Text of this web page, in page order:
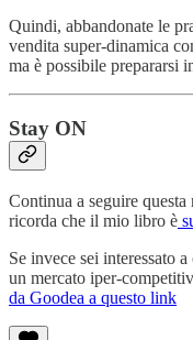
Quindi, abbandonate le
vendita super-dinamica
ma è possibile prepararsi
Stay ON
Continua a seguire questa
ricorda che il mio libro è
Se invece sei interessato
un mercato iper-
da Goodea a questo link